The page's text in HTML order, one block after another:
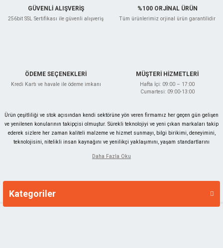
MASTER.530166
GÜVENLİ ALIŞVERİŞ
256bit SSL Sertifikası ile güvenli alışveriş
%100 ORJİNAL ÜRÜN
Tüm ürünlerimiz orjinal ürün garantilidir
ÖDEME SEÇENEKLERİ
Kredi Kartı ve havale ile ödeme imkanı
MÜŞTERİ HİZMETLERİ
Hafta İçi: 09:00 – 17:00
Cumartesi: 09:00-13:00
Ürün çeşitliliği ve stok açısından kendi sektörüne yön veren firmamız her geçen gün gelişen
ve yenilenen konularının takipçisi olmuştur. Sürekli teknolojiyi ve yeni çıkan markaları takip
ederek sizlere her zaman kaliteli malzeme ve hizmet sunmayı, bilgi birikimi, deneyimini,
teknolojisini, nitelikli insan kaynağını ve yenilikçi yaklaşımını, yaşam standartlarını
kimyasalları, boya malzemeler ve daha birçok ürünleri satıcısı konumundadır.
Kategoriler
Markalar